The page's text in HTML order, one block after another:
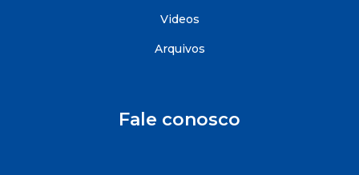
Videos
Arquivos
Fale conosco